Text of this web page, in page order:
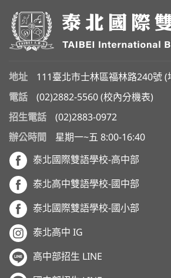
地址 111臺北市士林區福林路240號 (
電話
(02)2882-5560 (校內分機表)
招生電話
(02)2883-0972
辦公時間
星期一~五 8:00-16:40
泰北國際雙語學校-高中部
泰北高中雙語學校-國中部
泰北國際雙語學校-國小部
泰北高中 IG
高中部招生 LINE